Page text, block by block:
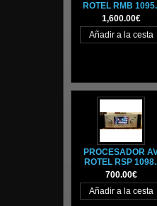
ROTEL RMB
1,600.00€
PROCESADOR
ROTEL RSP
700.00€